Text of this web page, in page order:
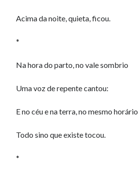
Acima da noite, quieta, ficou.
*
Na hora do parto, no vale sombrio
Uma voz de repente cantou:
E no céu e na terra, no mesmo horário
Todo sino que existe tocou.
*